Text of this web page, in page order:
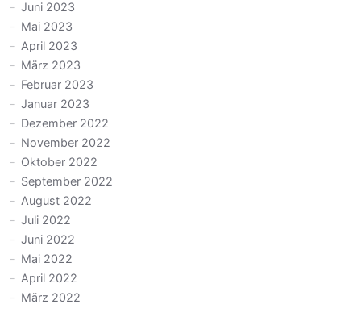
Juni 2023
Mai 2023
April 2023
März 2023
Februar 2023
Januar 2023
Dezember 2022
November 2022
Oktober 2022
September 2022
August 2022
Juli 2022
Juni 2022
Mai 2022
April 2022
März 2022